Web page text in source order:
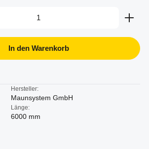
Gib den gewünschten Wert ein
In den Warenkorb
Hersteller:
Maunsystem GmbH
Länge:
6000 mm